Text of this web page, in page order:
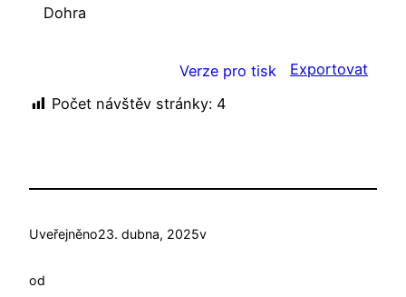
Dohra
Verze pro tisk
Exportovat
Počet návštěv stránky: 4
Uveřejněno23. dubna, 2025v
od